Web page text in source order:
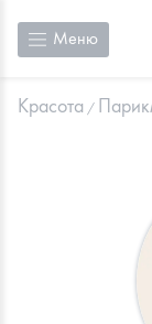
Меню
Красота